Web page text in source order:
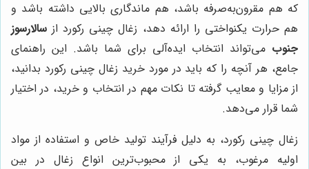
که هم مقرون‌به‌صرفه باشد، هم ماندگاری بالایی داشته باشد و
هم حرارت یکنواختی را ارائه دهد، زغال چینی رکورد از سالارسوز
جنوب می‌تواند انتخاب ایده‌آلی برای شما باشد. این راهنمای
جامع، هر آنچه را که باید در مورد خرید زغال چینی رکورد بدانید،
از مزایا و معایب گرفته تا نکات مهم در انتخاب و خرید، در اختیار
شما قرار می‌دهد.
زغال چینی رکورد، به دلیل فرآیند تولید خاص و استفاده از مواد
اولیه مرغوب، به یکی از محبوب‌ترین انواع زغال در بین